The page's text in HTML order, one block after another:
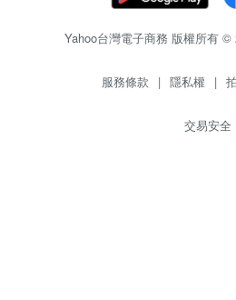
Yahoo台灣電子商務 版權所有 ©
服務條款 | 隱私權 |
交易安全